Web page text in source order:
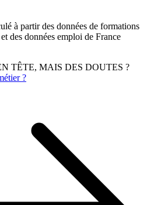
à partir des données de formations
des données emploi de France
TÊTE, MAIS DES DOUTES ?
?